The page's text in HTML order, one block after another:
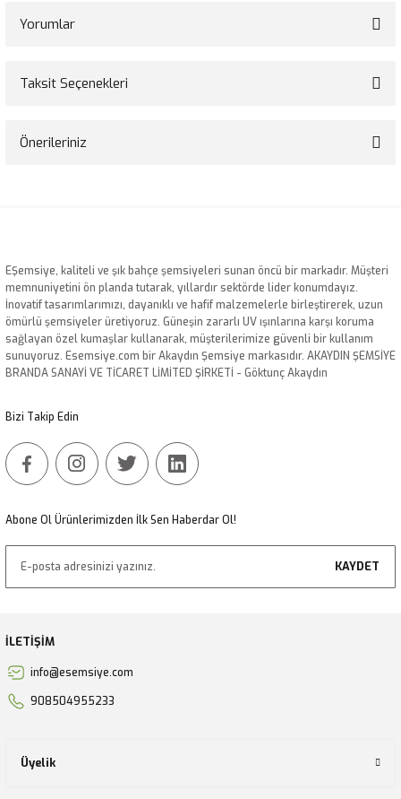
Yorumlar
Taksit Seçenekleri
Önerileriniz
Ürün resmi kalitesiz, bozuk veya görüntülenemiyor.
Ürün açıklamasında eksik bilgiler bulunuyor.
Ürün bilgilerinde hatalar bulunuyor.
Ürün fiyatı diğer sitelerden daha pahalı.
EŞemsiye, kaliteli ve şık bahçe şemsiyeleri sunan öncü bir markadır. Müşteri
memnuniyetini ön planda tutarak, yıllardır sektörde lider konumdayız.
İnovatif tasarımlarımızı, dayanıklı ve hafif malzemelerle birleştirerek, uzun
ömürlü şemsiyeler üretiyoruz. Güneşin zararlı UV ışınlarına karşı koruma
sağlayan özel kumaşlar kullanarak, müşterilerimize güvenli bir kullanım
sunuyoruz. Esemsiye.com bir Akaydın Şemsiye markasıdır. AKAYDIN ŞEMSİYE
BRANDA SANAYİ VE TİCARET LİMİTED ŞİRKETİ - Göktunç Akaydın
Bizi Takip Edin
Abone Ol Ürünlerimizden İlk Sen Haberdar Ol!
KAYDET
İLETİŞİM
info@esemsiye.com
908504955233
Üyelik